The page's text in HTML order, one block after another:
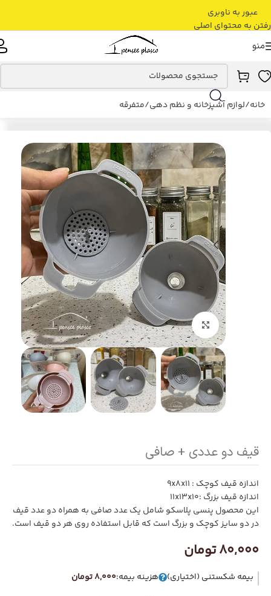
عبور به ناوبری
رفتن به محتوای اصلی
منو
خانه/لوازم آشپزخانه و نظم دهی/متفرقه
بزرگنمایی تصویر
قیف دو عددی + صافی
اندازه قیف کوچک : ۹x۸x۱۱
اندازه قیف بزرگ :۱۱x۱۳x۱۰
این محصول پنسی پلاسکو شامل یک عدد صافی به همراه دو عدد قیف
در دو سایز کوچک و بزرگ است که قابل استفاده روی هر دو قیف است.
80,000تومان
بیمه شکستنی (اختیاری) هزینه بیمه:8,000 تومان